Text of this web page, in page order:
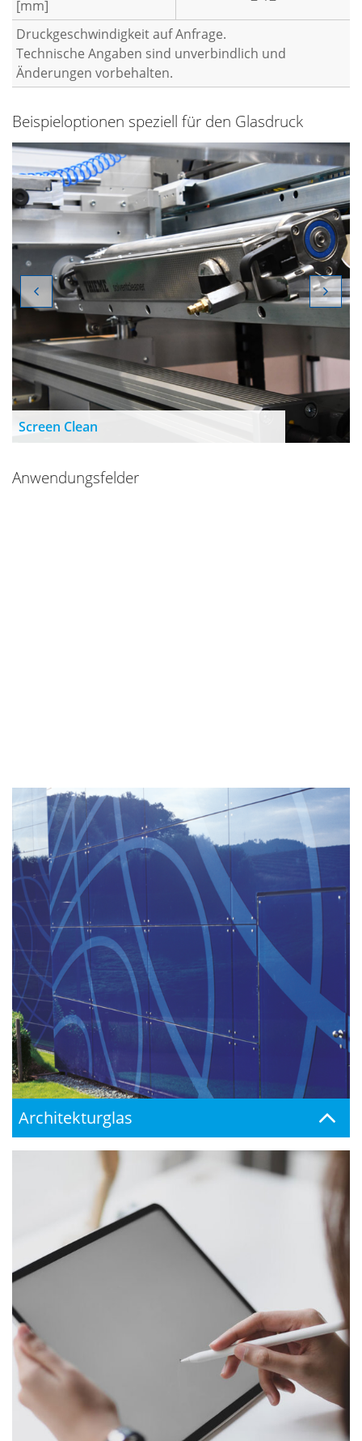
[mm]
Druckgeschwindigkeit auf Anfrage.
Technische Angaben sind unverbindlich und
Änderungen vorbehalten.
Beispieloptionen speziell für den Glasdruck
Screen Clean
Anwendungsfelder
Architekturglas